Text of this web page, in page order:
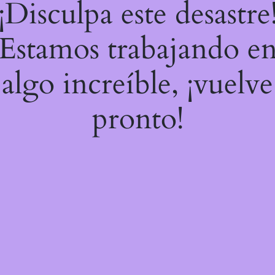
este
trabajando
algo increíble, ¡vuelve
pronto!